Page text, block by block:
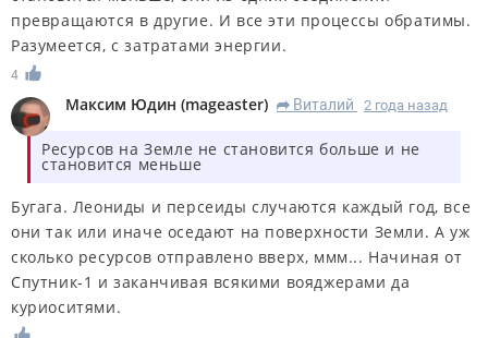
превращаются в другие. И все эти процессы обратимы.
Разумеется, с затратами энергии.
4
Максим Юдин (mageaster) R Виталий 2 года назад
Ресурсов на Земле не становится больше и не
становится меньше
Бугага. Леониды и персеиды случаются каждый год, все
они так или иначе оседают на поверхности Земли. А уж
сколько ресурсов отправлено вверх, ммм... Начиная от
Спутник-1 и заканчивая всякими вояджерами да
куриоситями.